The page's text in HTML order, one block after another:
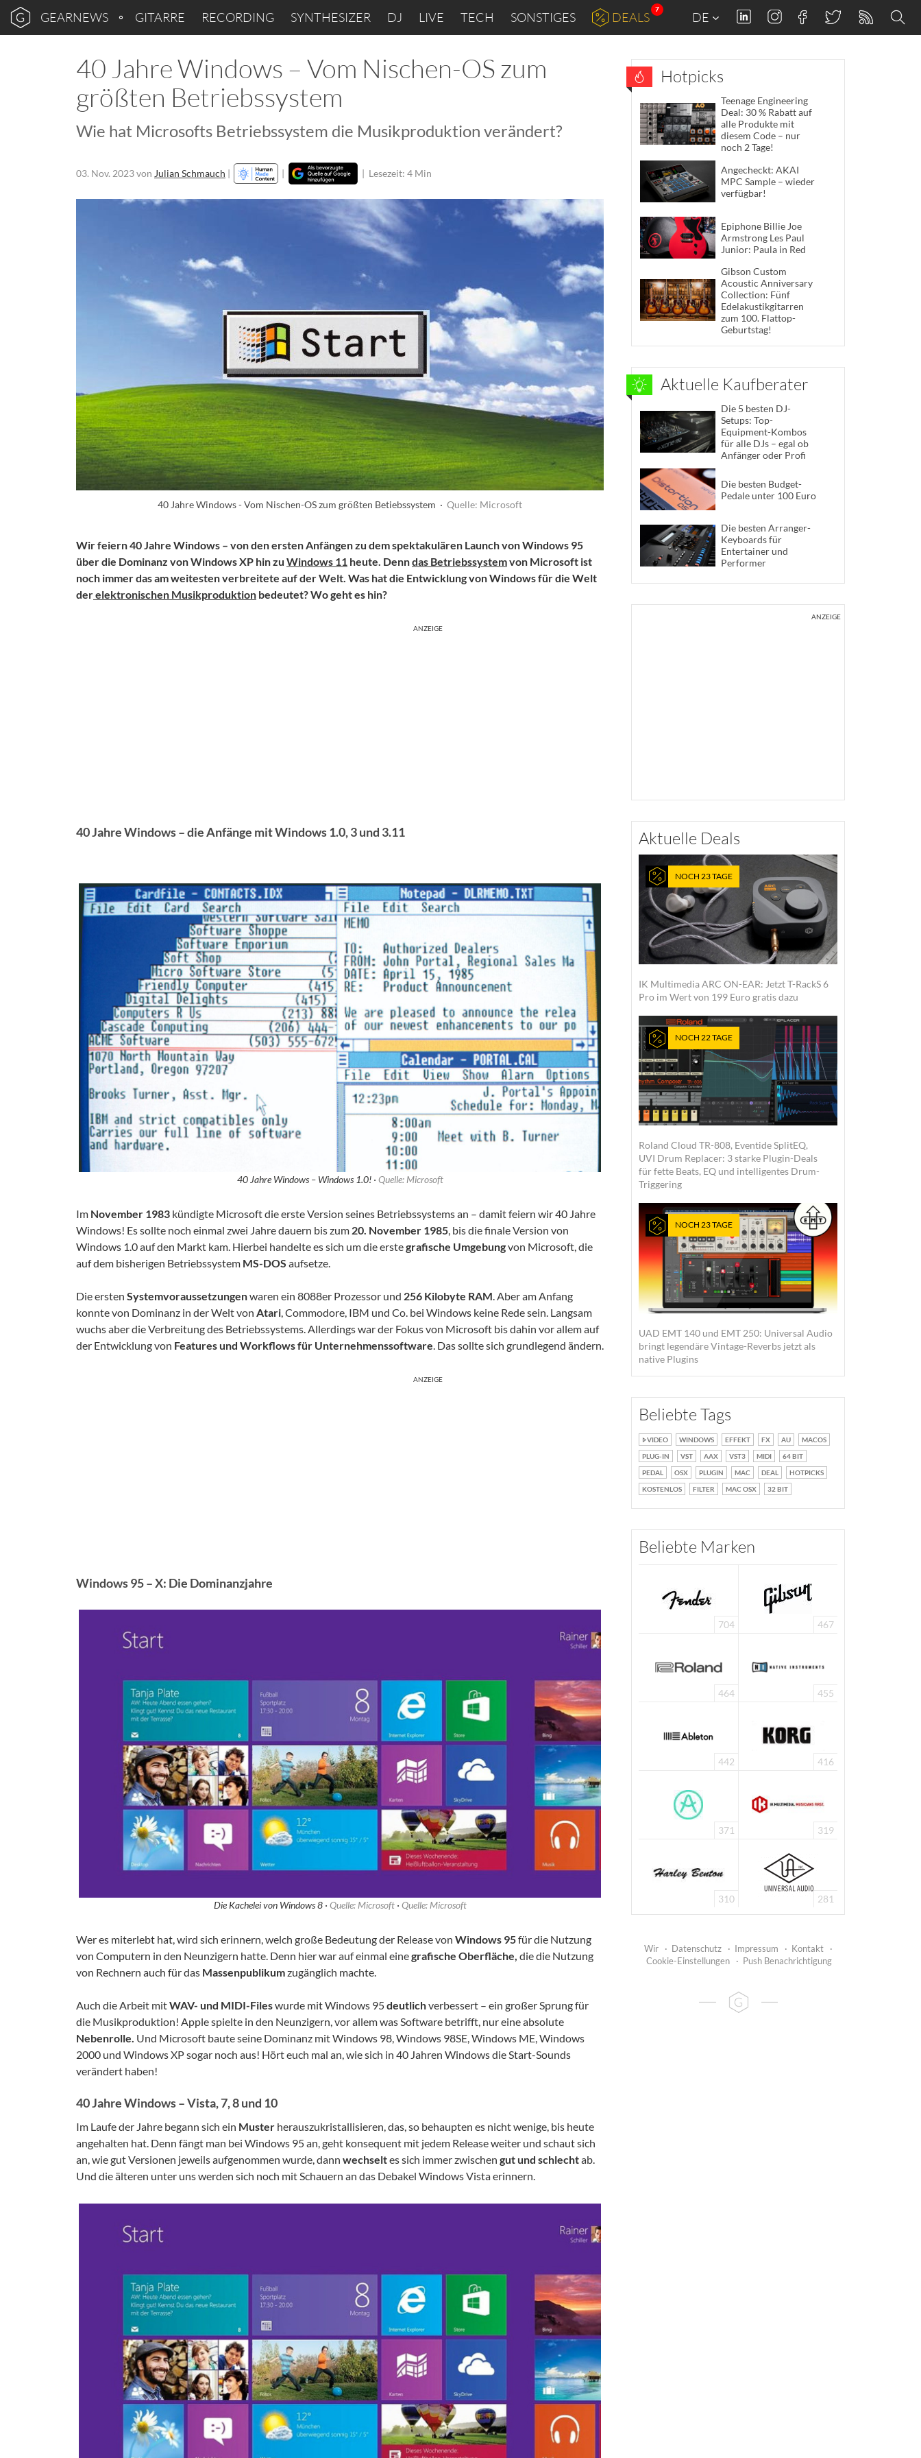
GEARNEWS GITARRE RECORDING SYNTHESIZER DJ LIVE TECH SONSTIGES DEALS
7
DE
40 Jahre Windows – Vom Nischen-OS zum
größten Betriebssystem
Wie hat Microsofts Betriebssystem die Musikproduktion verändert?
03. Nov. 2023von Julian Schmauch | | | Lesezeit: 4 Min
40 Jahre Windows - Vom Nischen-OS zum größten Betiebssystem · Quelle: Microsoft
Wir feiern 40 Jahre Windows – von den ersten Anfängen zu dem spektakulären Launch von Windows 95
über die Dominanz von Windows XP hin zu Windows 11 heute. Denndas Betriebssystemvon Microsoft ist
noch immer das am weitesten verbreitete auf der Welt. Was hat die Entwicklung von Windows für die Welt
derelektronischen Musikproduktion bedeutet? Wo geht es hin?
ANZEIGE
40 Jahre Windows – die Anfänge mit Windows 1.0, 3 und 3.11
40 Jahre Windows – Windows 1.0! · Quelle: Microsoft
Im November 1983 kündigte Microsoft die erste Version seines Betriebssystems an – damit feiern wir 40 Jahre
Windows! Es sollte noch einmal zwei Jahre dauern bis zum 20. November 1985 , bis die finale Version von
Windows 1.0 auf den Markt kam. Hierbei handelte es sich um die erstegrafische Umgebungvon Microsoft, die
auf dem bisherigen Betriebssystem MS-DOS aufsetze.
Die ersten Systemvoraussetzungenwaren ein 8088er Prozessor und 256 Kilobyte RAM . Aber am Anfang
konnte von Dominanz in der Welt von Atari , Commodore, IBM und Co. bei Windows keine Rede sein. Langsam
wuchs aber die Verbreitung des Betriebssystems. Allerdings war der Fokus von Microsoft bis dahin vor allem auf
der Entwicklung von Features und Workflows für Unternehmenssoftware . Das sollte sich grundlegend ändern.
ANZEIGE
Windows 95 – X: Die Dominanzjahre
Die Kachelei von Windows 8 · Quelle: Microsoft· Quelle: Microsoft
Wer es miterlebt hat, wird sich erinnern, welch große Bedeutung der Release von Windows 95für die Nutzung
von Computern in den Neunzigern hatte. Denn hier war auf einmal einegrafische Oberfläche, die die Nutzung
von Rechnern auch für das Massenpublikumzugänglich machte.
Auch die Arbeit mitWAV- und MIDI-Fileswurde mit Windows 95deutlichverbessert – ein großer Sprung für
die Musikproduktion! Apple spielte in den Neunzigern, vor allem was Software betrifft, nur eine absolute
Nebenrolle. Und Microsoft baute seine Dominanz mit Windows 98, Windows 98SE, Windows ME, Windows
2000 und Windows XP sogar noch aus! Hört euch mal an, wie sich in 40 Jahren Windows die Start-Sounds
verändert haben!
40 Jahre Windows – Vista, 7, 8 und 10
Im Laufe der Jahre begann sich ein Muster herauszukristallisieren, das, so behaupten es nicht wenige, bis heute
angehalten hat. Denn fängt man bei Windows 95 an, geht konsequent mit jedem Release weiter und schaut sich
an, wie gut Versionen jeweils aufgenommen wurde, dann wechseltes sich immer zwischen gut und schlechtab.
Und die älteren unter uns werden sich noch mit Schauern an das Debakel Windows Vista erinnern.
Hotpicks
Teenage Engineering
Deal: 30 % Rabatt auf
alle Produkte mit
diesem Code – nur
noch 2 Tage!
Angecheckt: AKAI
MPC Sample – wieder
verfügbar!
Epiphone Billie Joe
Armstrong Les Paul
Junior: Paula in Red
Gibson Custom
Acoustic Anniversary
Collection: Fünf
Edelakustikgitarren
zum 100. Flattop-
Geburtstag!
Aktuelle Kaufberater
Die 5 besten DJ-
Setups: Top-
Equipment-Kombos
für alle DJs – egal ob
Anfänger oder Profi
Die besten Budget-
Pedale unter 100 Euro
Die besten Arranger-
Keyboards für
Entertainer und
Performer
ANZEIGE
Aktuelle Deals
NOCH 23 TAGE
IK Multimedia ARC ON-EAR: Jetzt T-RackS 6
Pro im Wert von 199 Euro gratis dazu
NOCH 22 TAGE
Roland Cloud TR-808, Eventide SplitEQ,
UVI Drum Replacer: 3 starke Plugin-Deals
für fette Beats, EQ und intelligentes Drum-
Triggering
NOCH 23 TAGE
UAD EMT 140 und EMT 250: Universal Audio
bringt legendäre Vintage-Reverbs jetzt als
native Plugins
Beliebte Tags
VIDEO WINDOWS EFFEKT FX AU
MACOS
PLUG-IN
VST AAX VST3 MIDI
64 BIT
PEDAL
OSX PLUGIN MAC DEAL
HOTPICKS
KOSTENLOS
FILTER MAC OSX 32 BIT
Beliebte Marken
704 467
464 455
442 416
371 319
310 281
Wir · Datenschutz · Impressum · Kontakt
·
Cookie-Einstellungen
· Push Benachrichtigung